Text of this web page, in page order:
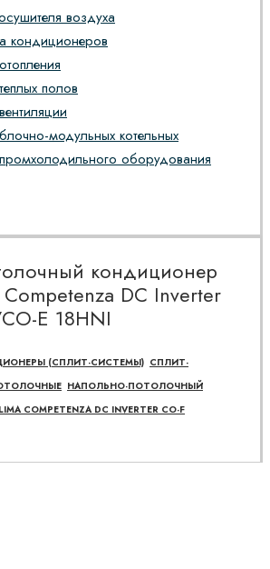
воздуха
кондиционеров
полов
модульных котельных
оборудования
кондиционер
Competenza DC Inverter
E 18HNI
(СПЛИТ-СИСТЕМЫ) СПЛИТ-
НАПОЛЬНО-ПОТОЛОЧНЫЙ
COMPETENZA DC INVERTER CO-F